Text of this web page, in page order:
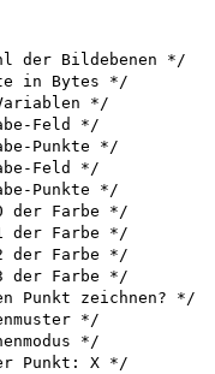
der Bildebenen */
in Bytes */
*/
Feld */
Punkte */
Feld */
Punkte */
der Farbe */
der Farbe */
der Farbe */
der Farbe */
Punkt zeichnen? */
*/
*/
Punkt: X */